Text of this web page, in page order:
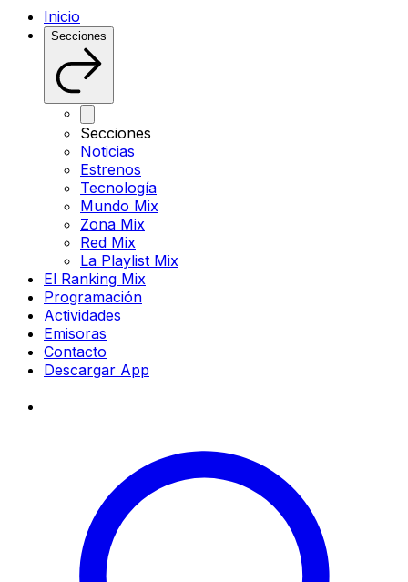
Inicio
Secciones
Secciones
Noticias
Estrenos
Tecnología
Mundo Mix
Zona Mix
Red Mix
La Playlist Mix
El Ranking Mix
Programación
Actividades
Emisoras
Contacto
Descargar App